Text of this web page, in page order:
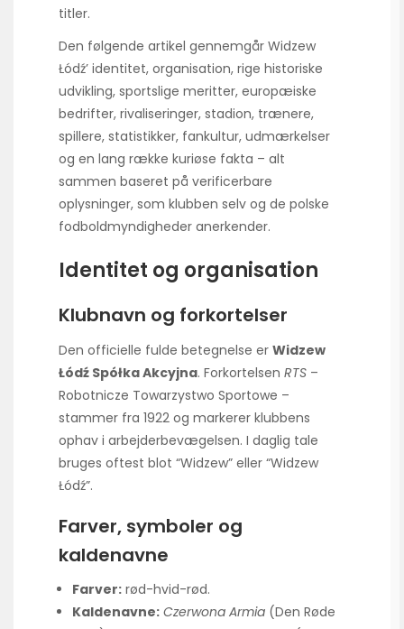
titler.
Den følgende artikel gennemgår Widzew
Łódź’ identitet, organisation, rige historiske
udvikling, sportslige meritter, europæiske
bedrifter, rivaliseringer, stadion, trænere,
spillere, statistikker, fankultur, udmærkelser
og en lang række kuriøse fakta – alt
sammen baseret på verificerbare
oplysninger, som klubben selv og de polske
fodboldmyndigheder anerkender.
Identitet og organisation
Klubnavn og forkortelser
Den officielle fulde betegnelse er Widzew
Łódź Spółka Akcyjna. Forkortelsen RTS –
Robotnicze Towarzystwo Sportowe –
stammer fra 1922 og markerer klubbens
ophav i arbejderbevægelsen. I daglig tale
bruges oftest blot “Widzew” eller “Widzew
Łódź”.
Farver, symboler og
kaldenavne
Farver: rød-hvid-rød.
Kaldenavne: Czerwona Armia (Den Røde